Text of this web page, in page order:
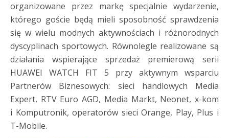
organizowane przez markę specjalnie wydarzenie,
którego goście będą mieli sposobność sprawdzenia
się w wielu modnych aktywnościach i różnorodnych
dyscyplinach sportowych. Równolegle realizowane są
działania wspierające sprzedaż premierową serii
HUAWEI WATCH FIT 5 przy aktywnym wsparciu
Partnerów Biznesowych: sieci handlowych Media
Expert, RTV Euro AGD, Media Markt, Neonet, x-kom
i Komputronik, operatorów sieci Orange, Play, Plus i
T-Mobile.